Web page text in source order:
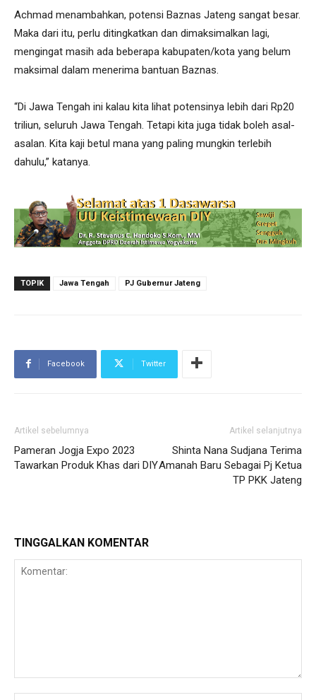
Achmad menambahkan, potensi Baznas Jateng sangat besar.
Maka dari itu, perlu ditingkatkan dan dimaksimalkan lagi,
mengingat masih ada beberapa kabupaten/kota yang belum
maksimal dalam menerima bantuan Baznas.
“Di Jawa Tengah ini kalau kita lihat potensinya lebih dari Rp20
triliun, seluruh Jawa Tengah. Tetapi kita juga tidak boleh asal-
asalan. Kita kaji betul mana yang paling mungkin terlebih
dahulu,” katanya.
TOPIK Jawa Tengah PJ Gubernur Jateng
Facebook Twitter
Artikel sebelumnya
Pameran Jogja Expo 2023
Tawarkan Produk Khas dari DIY
Artikel selanjutnya
Shinta Nana Sudjana Terima
Amanah Baru Sebagai Pj Ketua
TP PKK Jateng
TINGGALKAN KOMENTAR